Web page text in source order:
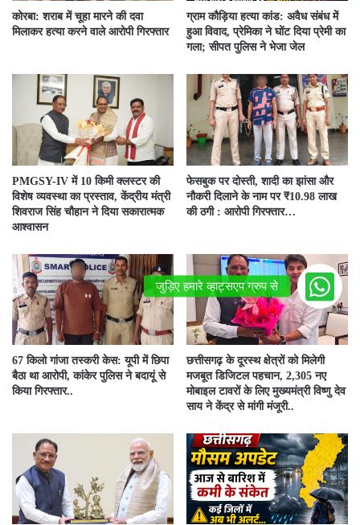
कोरबा: शराब में चूहा मारने की दवा
मिलाकर हत्या करने वाले आरोपी गिरफ्तार
ग्राम कौड़िया हत्या कांड: अवैध संबंध में
हुआ विवाद, प्रेमिका ने घोंट दिया प्रेमी का
गला; सीपत पुलिस ने भेजा जेल
PMGSY-IV में 10 किमी क्लस्टर की
विशेष व्यवस्था का प्रस्ताव, केंद्रीय मंत्री
शिवराज सिंह चौहान ने दिया सकारात्मक
आश्वासन
फेसबुक पर दोस्ती, शादी का झांसा और
नौकरी दिलाने के नाम पर ₹10.98 लाख
की ठगी : आरोपी गिरफ्तार…
67 किलो गांजा तस्करी केस: यूपी में छिपा
बैठा था आरोपी, कांकेर पुलिस ने बदायूं से
किया गिरफ्तार..
छत्तीसगढ़ के दूरस्थ क्षेत्रों को मिलेगी
मजबूत डिजिटल पहचान, 2,305 नए
मोबाइल टावरों के लिए मुख्यमंत्री विष्णु देव
साय ने केंद्र से मांगी मंजूरी..